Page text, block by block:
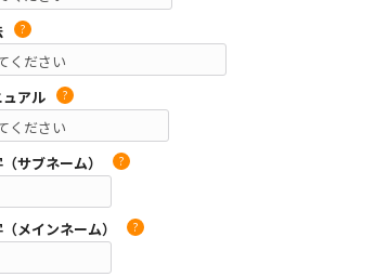
?
アル ?
サブネーム） ?
メインネーム） ?